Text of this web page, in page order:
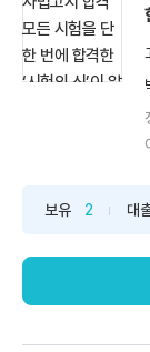
보유 2 대